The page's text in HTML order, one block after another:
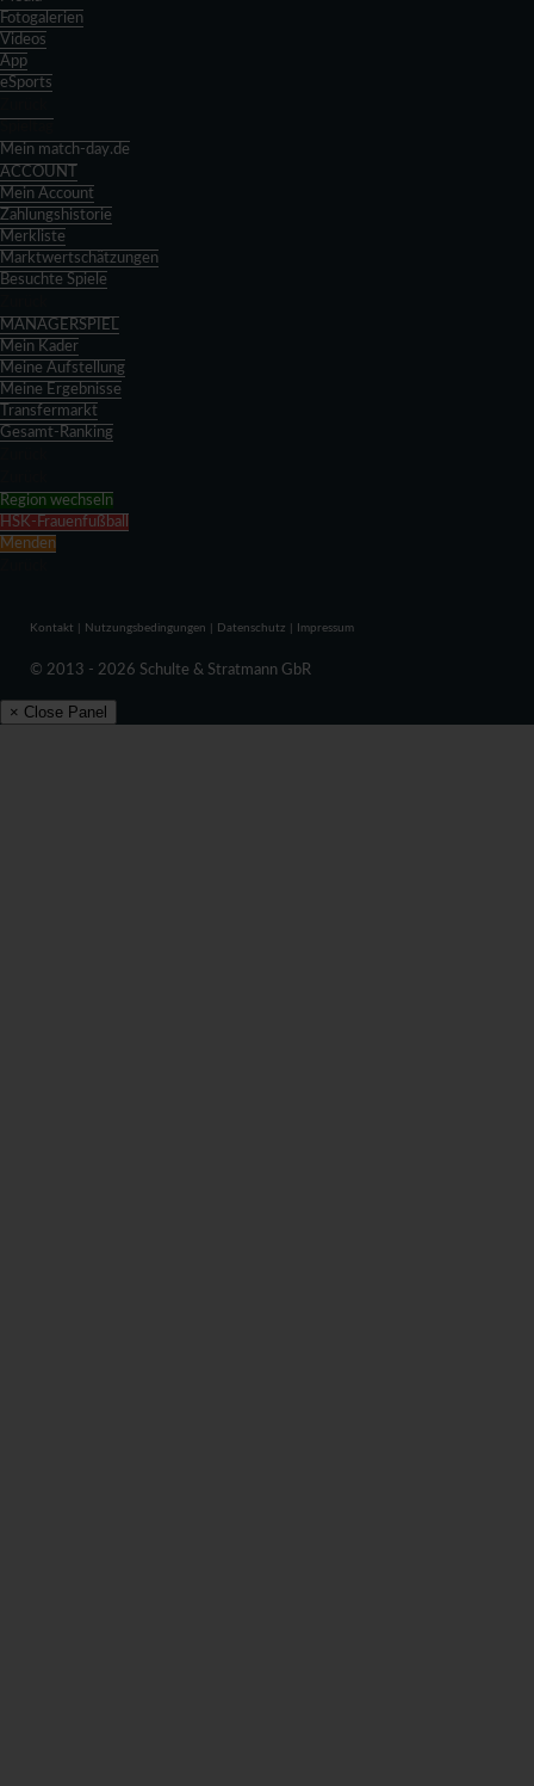
Fotogalerien
Videos
App
eSports
Mein match-day.de
ACCOUNT
Mein Account
Zahlungshistorie
Merkliste
Marktwertschätzungen
Besuchte Spiele
MANAGERSPIEL
Mein Kader
Meine Aufstellung
Meine Ergebnisse
Transfermarkt
Gesamt-Ranking
Region wechseln
HSK-Frauenfußball
Menden
Kontakt Nutzungsbedingungen Datenschutz Impressum
© 2013 - 2026 Schulte & Stratmann GbR
× Close Panel